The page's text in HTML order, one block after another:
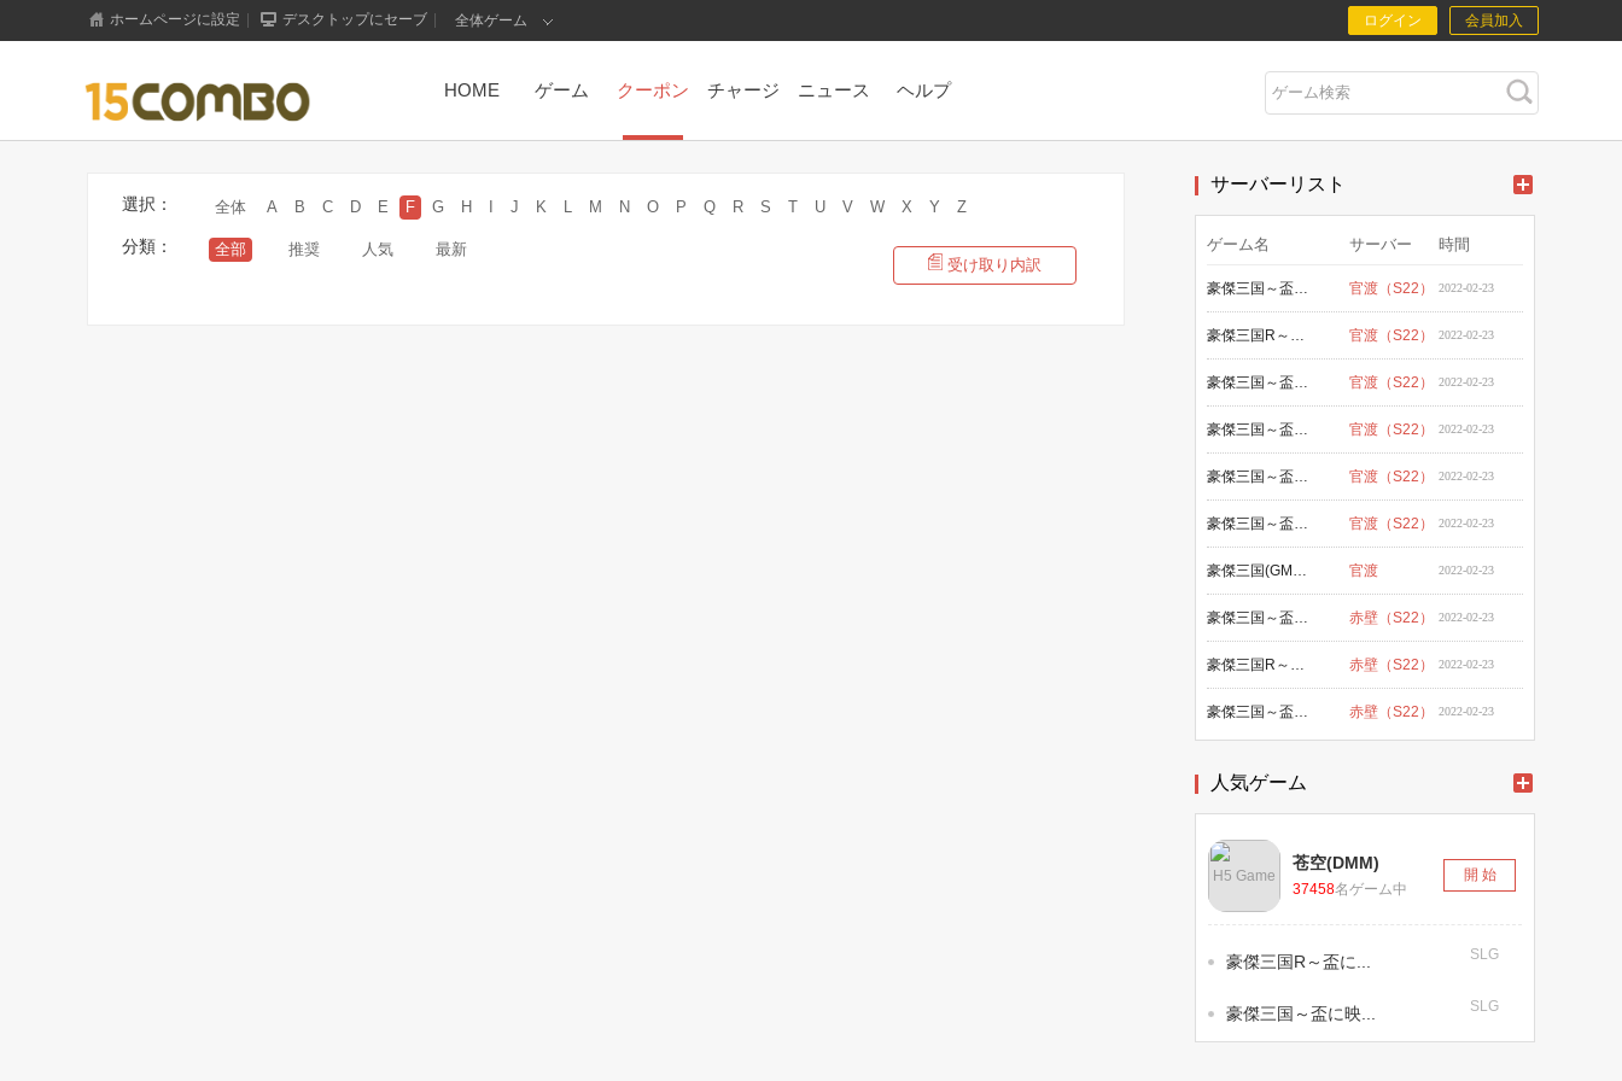
ホームページに設定 デスクトップにセーブ 全体ゲーム ログイン 会員加入
HOME ゲーム クーポン チャージ ニュース ヘルプ
選択： 全体 A B C D E F G H I J K L M N O P Q R S T U V W X Y Z
分類： 全部 推奨 人気
最新
受け取り内訳
サーバーリスト
ゲーム名 サーバー 時間
豪傑三国～盃に映る華～(YAHOO) 官渡（S22） 2022-02-23
豪傑三国R～盃に映る華～ (GMO) 官渡（S22） 2022-02-23
豪傑三国～盃に映る華～ (Niji) 官渡（S22） 2022-02-23
豪傑三国～盃に映る華～ (Tsutaya) 官渡（S22） 2022-02-23
豪傑三国～盃に映る華～（Google） 官渡（S22） 2022-02-23
豪傑三国～盃に映る華～（Apple） 官渡（S22） 2022-02-23
豪傑三国(GMO-Sandbox) 官渡 2022-02-23
豪傑三国～盃に映る華～(YAHOO) 赤壁（S22） 2022-02-23
豪傑三国R～盃に映る華～ (GMO) 赤壁（S22） 2022-02-23
豪傑三国～盃に映る華～ (Niji) 赤壁（S22） 2022-02-23
人気ゲーム
H5 Game
苍空(DMM)
37458名ゲーム中
開 始
豪傑三国R～盃に... SLG
豪傑三国～盃に映... SLG